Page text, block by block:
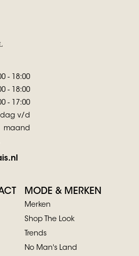
- 18:00
- 18:00
- 17:00
v/d
maand
MODE & MERKEN
Merken
Shop The Look
Trends
No Man's Land